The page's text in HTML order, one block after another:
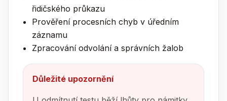
řidičského průkazu
Prověření procesních chyb v úředním
záznamu
Zpracování odvolání a správních žalob
Důležité upozornění